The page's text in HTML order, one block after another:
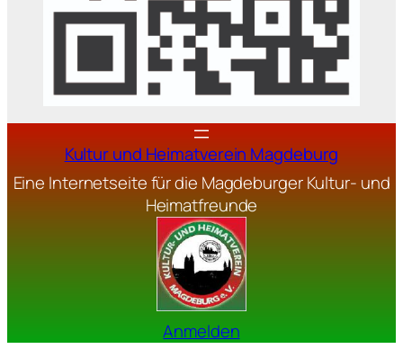
Kultur und Heimatverein Magdeburg
Eine Internetseite für die Magdeburger Kultur- und
Heimatfreunde
Anmelden